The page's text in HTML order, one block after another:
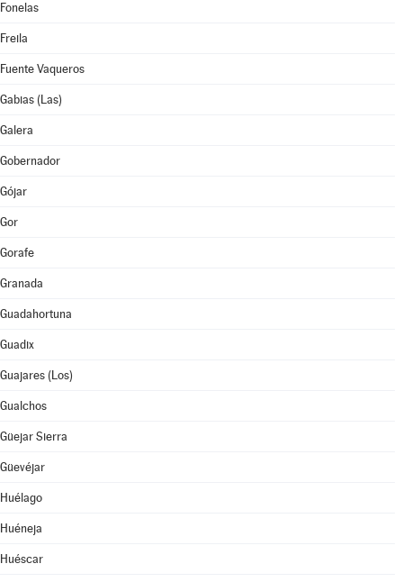
Fonelas
Freila
Fuente Vaqueros
Gabias (Las)
Galera
Gobernador
Gójar
Gor
Gorafe
Granada
Guadahortuna
Guadix
Guajares (Los)
Gualchos
Güejar Sierra
Güevéjar
Huélago
Huéneja
Huéscar